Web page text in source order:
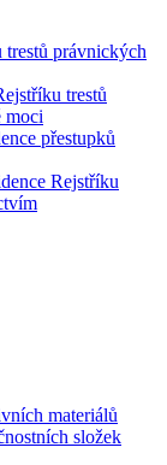
právnických
trestů
moci
přestupků
Rejstříku
materiálů
složek